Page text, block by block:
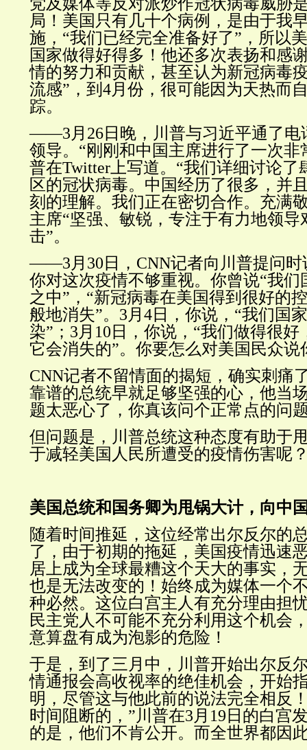
局！美国只有几十个病例，是由于我
施， “我们已经完全准备好了”， 所以
国家做得好得多！他还多次表扬和感
情的努力和贡献，甚至认为新冠病毒
流感”，到4月份，很可能因为天热而
踪。
——3月26日晚，川普与习近平通了电
领导。“刚刚和中国主席进行了一次非
普在Twitter上写道。“我们详细讨论了
区的冠状病毒。中国经历了很多，并
刻的理解。我们正在密切合作。充满
主席“坚强、敏锐，专注于有力地领导
击”。
——3月30日，CNN记者向川普提问时
你对这次疫情不够重视。你曾说“我们
之中”，“新冠病毒在美国得到很好的
般地消失”。3月4日，你说，“我们国
染”；3月10日，你说，“我们做得很好
它会消失的”。你要怎么对美国民众说
CNN记者不留情面的揭短，确实刺痛
靠谱的总统早就足够坚强的心，他当
题太恶心了，你真该问个正常点的问
但问题是，川普总统这种态度有助于
于减轻美国人民所遭受的疫情伤害呢
美国总统和国务卿为甩锅大计，向中
随着时间推延，这位经常出尔反尔的
了，由于初期的拖延，美国疫情迅速
居上成为全球最糟这个天大的事实，
也是无法改变的！始终成为媒体一个
种必然。这位白宫主人有充分理由担
民主党人不可能不充分利用这个机会
意算盘有成为泡影的危险！
于是，到了三月中，川普开始出尔反
情通报会高收视率的绝佳机会，开始
明，尽管这与他此前的说法完全相反
时间阻断的， ”川普在3月19日的白宫
的是，他们不肯公开。而全世界都因